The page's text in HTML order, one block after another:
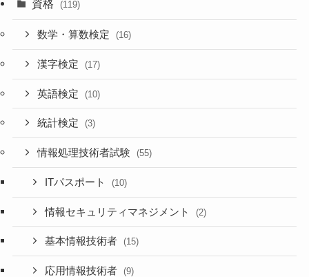
資格 (119)
数学・算数検定 (16)
漢字検定 (17)
英語検定 (10)
統計検定 (3)
情報処理技術者試験 (55)
ITパスポート (10)
情報セキュリティマネジメント (2)
基本情報技術者 (15)
応用情報技術者 (9)